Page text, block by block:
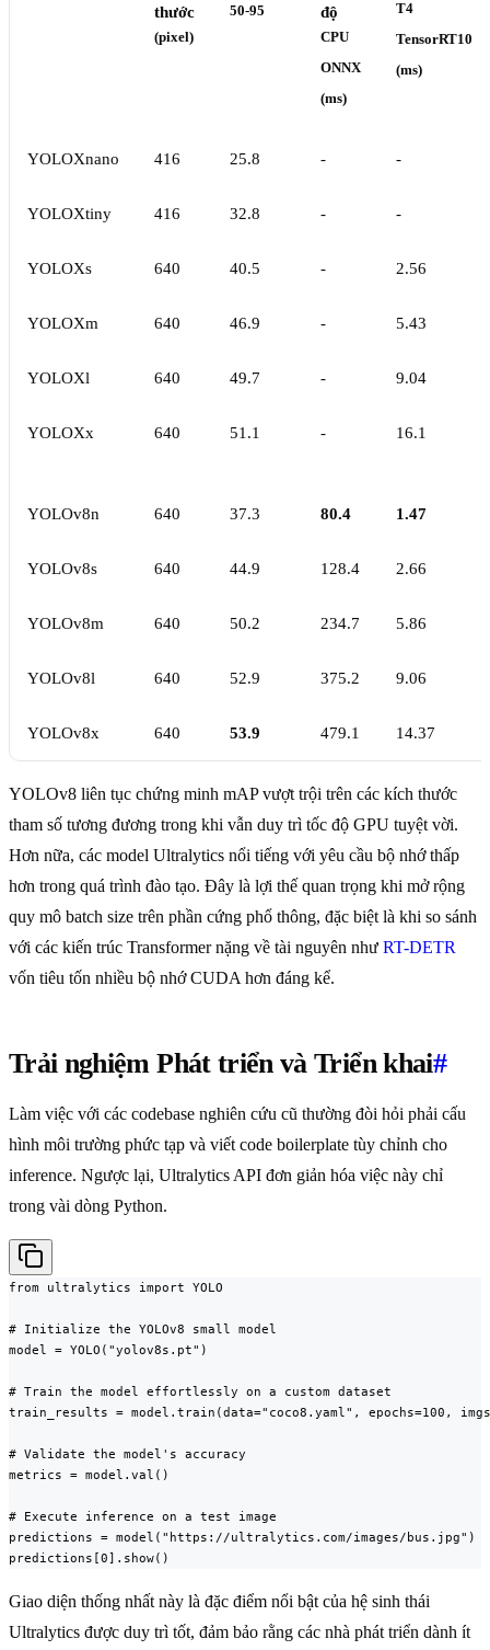
thước
(pixel)
50-95
độ
CPU
ONNX
(ms)
T4
TensorRT10
(ms)
YOLOXnano 416 25.8 - -
YOLOXtiny 416 32.8 - -
YOLOXs 640 40.5 - 2.56
YOLOXm 640 46.9 - 5.43
YOLOXl 640 49.7 - 9.04
YOLOXx 640 51.1 - 16.1
YOLOv8n 640 37.3 80.4 1.47
YOLOv8s 640 44.9 128.4 2.66
YOLOv8m 640 50.2 234.7 5.86
YOLOv8l 640 52.9 375.2 9.06
YOLOv8x 640 53.9 479.1 14.37
YOLOv8 liên tục chứng minh mAP vượt trội trên các kích thước
tham số tương đương trong khi vẫn duy trì tốc độ GPU tuyệt vời.
Hơn nữa, các model Ultralytics nổi tiếng với yêu cầu bộ nhớ thấp
hơn trong quá trình đào tạo. Đây là lợi thế quan trọng khi mở rộng
quy mô batch size trên phần cứng phổ thông, đặc biệt là khi so sánh
với các kiến trúc Transformer nặng về tài nguyên như RT-DETR
vốn tiêu tốn nhiều bộ nhớ CUDA hơn đáng kể.
Trải nghiệm Phát triển và Triển khai#
Làm việc với các codebase nghiên cứu cũ thường đòi hỏi phải cấu
hình môi trường phức tạp và viết code boilerplate tùy chỉnh cho
inference. Ngược lại, Ultralytics API đơn giản hóa việc này chỉ
trong vài dòng Python.
from ultralytics import YOLO
# Initialize the YOLOv8 small model
model = YOLO("yolov8s.pt")
# Train the model effortlessly on a custom dataset
train_results = model.train(data="coco8.yaml", epochs=100,
# Validate the model's accuracy
metrics = model.val()
# Execute inference on a test image
predictions = model("https://ultralytics.com/images/bus.jpg")
predictions[0].show()
Giao diện thống nhất này là đặc điểm nổi bật của hệ sinh thái
Ultralytics được duy trì tốt, đảm bảo rằng các nhà phát triển dành ít